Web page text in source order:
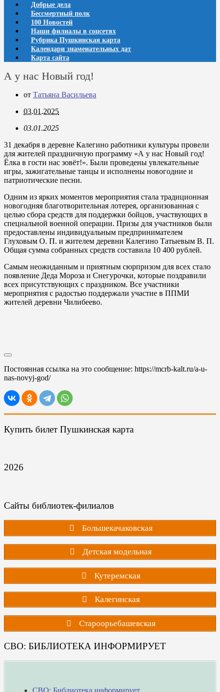
Добрые дела
Бессмертный полк
100 Новостей
Наши филиалы в соцсетях
Рубрика Пушкинская карта
Календари знаменательных дат
Карта сайта
А у нас Новый год!
от Татьяна Васильева
03.01.2025
03.01.2025
31 декабря в деревне Калегино работники культуры провели
для жителей праздничную программу «А у нас Новый год!
Ёлка в гости нас зовёт!». Были проведены увлекательные
игры, зажигательные танцы и исполнены новогодние и
патриотические песни.
Одним из ярких моментов мероприятия стала традиционная
новогодняя благотворительная лотерея, организованная с
целью сбора средств для поддержки бойцов, участвующих в
специальной военной операции. Призы для участников были
предоставлены индивидуальным предпринимателем
Глуховым О. П. и жителем деревни Калегино Татыевым В. П.
Общая сумма собранных средств составила 10 400 рублей.
Самым неожиданным и приятным сюрпризом для всех стало
появление Деда Мороза и Снегурочки, которые поздравили
всех присутствующих с праздником. Все участники
мероприятия с радостью поддержали участие в ППМИ
жителей деревни Чилибеево.
Постоянная ссылка на это сообщение: https://mcrb-kalt.ru/a-u-
nas-novyj-god/
Купить билет Пушкинская карта
2026
Сайты библиотек-филиалов
Большекачаковская
Детская модельная
Кутеремская
Калегинская
Староорьебашевская
СВО: БИБЛИОТЕКА ИНФОРМИРУЕТ